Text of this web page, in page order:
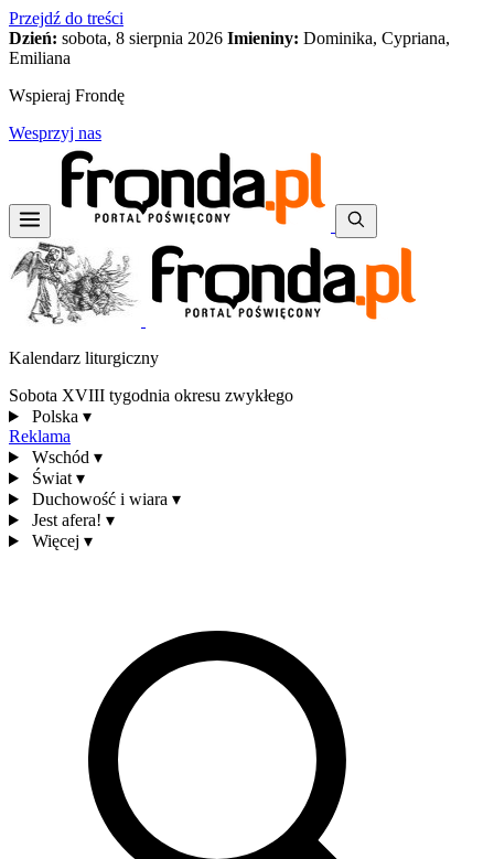
Przejdź do treści
Dzień: sobota, 8 sierpnia 2026 Imieniny: Dominika, Cypriana,
Emiliana
Wspieraj Frondę
Wesprzyj nas
Kalendarz liturgiczny
Sobota XVIII tygodnia okresu zwykłego
Polska ▾
Reklama
Wschód ▾
Świat ▾
Duchowość i wiara ▾
Jest afera! ▾
Więcej ▾